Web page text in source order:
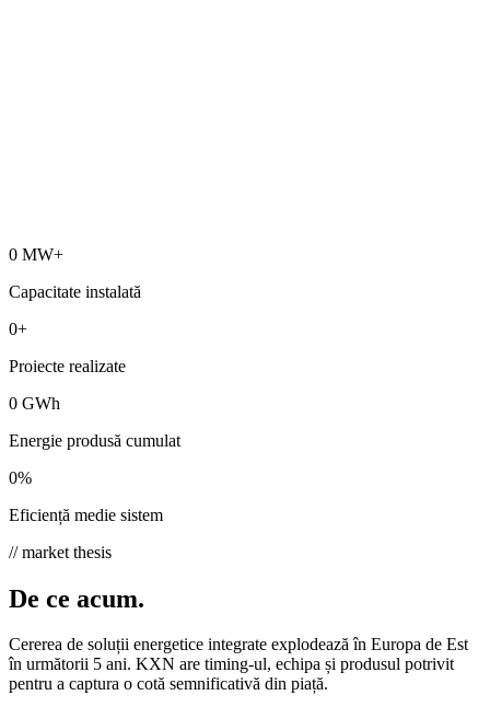
0 MW+
Capacitate instalată
0+
Proiecte realizate
0 GWh
Energie produsă cumulat
0%
Eficiență medie sistem
// market thesis
De ce acum.
Cererea de soluții energetice integrate explodează în Europa de Est
în următorii 5 ani. KXN are timing-ul, echipa și produsul potrivit
pentru a captura o cotă semnificativă din piață.